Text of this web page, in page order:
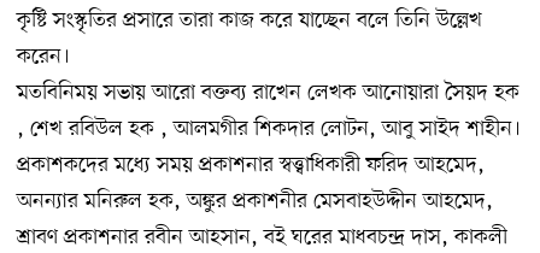
কৃষ্টি সংস্কৃতির প্রসারে তারা কাজ করে যাচ্ছেন বলে তিনি উল্লেখ
করেন।
মতবিনিময় সভায় আরো বক্তব্য রাখেন লেখক আনোয়ারা সৈয়দ হক
, শেখ রবিউল হক , আলমগীর শিকদার লোটন, আবু সাইদ শাহীন।
প্রকাশকদের মধ্যে সময় প্রকাশনার স্বত্ত্বাধিকারী ফরিদ আহমেদ,
অনন্যার মনিরুল হক, অঙ্কুর প্রকাশনীর মেসবাহউদ্দীন আহমেদ,
শ্রাবণ প্রকাশনার রবীন আহসান, বই ঘরের মাধবচন্দ্র দাস, কাকলী